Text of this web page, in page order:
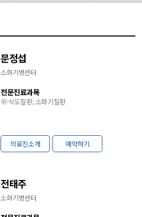
문정섭
소화기병센터
전문진료과목
위·식도질환, 소화기질환
의료진소개 예약하기
전태주
소화기병센터